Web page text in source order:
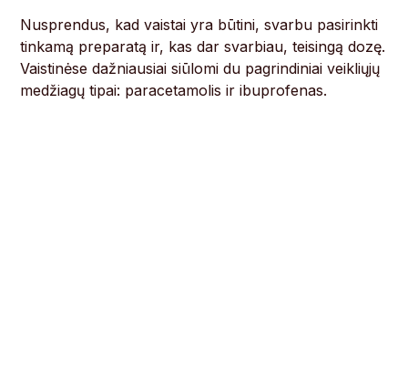
Nusprendus, kad vaistai yra būtini, svarbu pasirinkti
tinkamą preparatą ir, kas dar svarbiau, teisingą dozę.
Vaistinėse dažniausiai siūlomi du pagrindiniai veikliųjų
medžiagų tipai: paracetamolis ir ibuprofenas.